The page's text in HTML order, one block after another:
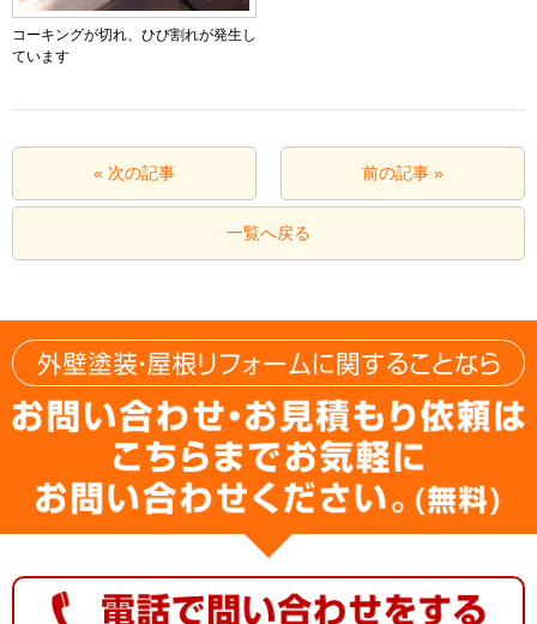
コーキングが切れ、ひび割れが発生し
ています
« 次の記事 前の記事 »
一覧へ戻る